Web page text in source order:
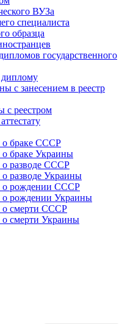
ВУЗа
специалиста
образца
государственного
с занесением в реестр
с реестром
о браке СССР
о браке Украины
о разводе СССР
о разводе Украины
о рождении СССР
о рождении Украины
о смерти СССР
о смерти Украины